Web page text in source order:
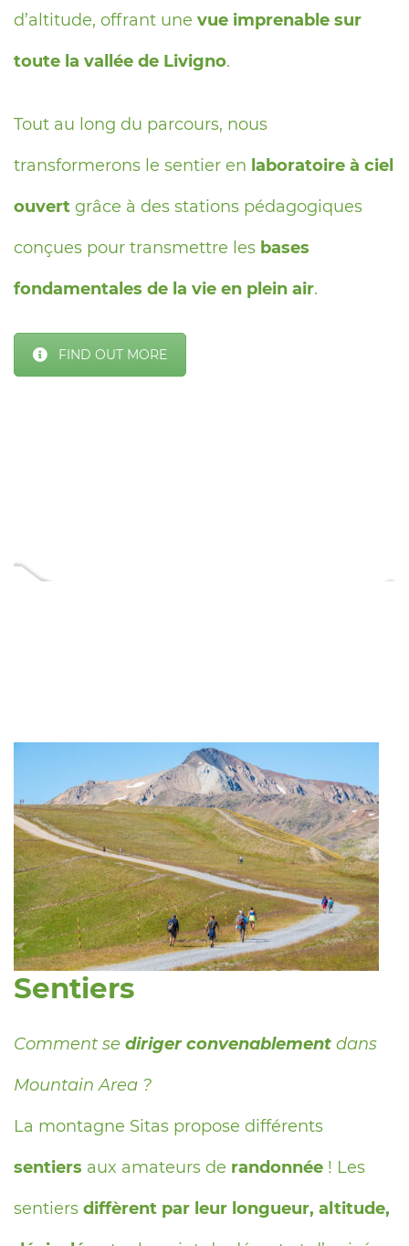
d’altitude, offrant une vue imprenable sur
toute la vallée de Livigno.
Tout au long du parcours, nous
transformerons le sentier en laboratoire à ciel
ouvert grâce à des stations pédagogiques
conçues pour transmettre les bases
fondamentales de la vie en plein air.
FIND OUT MORE
Sentiers
Comment se diriger convenablement dans
Mountain Area ?
La montagne Sitas propose différents
sentiers aux amateurs de randonnée ! Les
sentiers diffèrent par leur longueur, altitude,